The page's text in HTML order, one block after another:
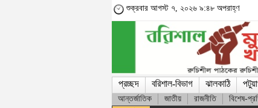
শুক্রবার আগস্ট ৭, ২০২৬ ৯:৪৮ অপরাহ্ণ
প্রচ্ছদ বরিশাল-বিভাগ ঝালকাঠি
আন্তর্জাতিক জাতীয় রাজনীতি বিশেষ-